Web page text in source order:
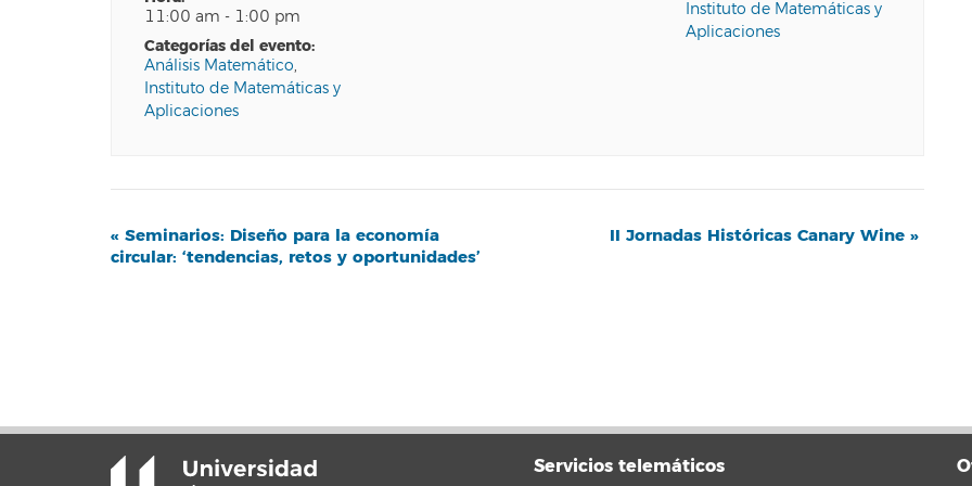
11:00 am - 1:00 pm
categorías del evento:
Análisis Matemático,
Instituto de Matemáticas y
Aplicaciones
Instituto de Matemáticas y
Aplicaciones
Navegación
del
« Seminarios: Diseño para la economía
circular: ‘tendencias, retos y oportunidades’
II Jornadas Históricas Canary Wine »
Servicios telemáticos